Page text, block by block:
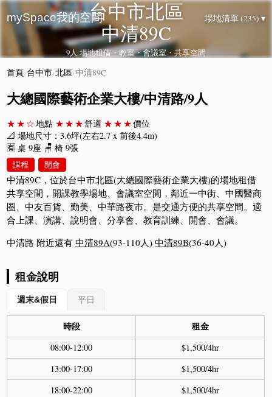
mySpace我的空間 場地清單 (235) ▾
台中市北區
中清89C
9人 場地租借・教室・會議室・共享空間
首頁›台中市›北區›中清89C
大總國際藝術企業大樓/中清路/9人
★★☆地點 ★★★舒適 ★★★價位
📐 場地尺寸：3.6坪(左右2.7 x 前後4.4m)
🈶 桌 9座 🪑 椅 9張
課程 開會
中清89C，位於台中市北區(大總國際藝術企業大樓)的場地租借
共享空間，開課教學場地、會議室空間，鄰近一中街、中國醫商
圈、中友百貨、勤美、中華路夜市。是交通方便的共享空間。適
合上課、演講、說明會、分享會、教育訓練、開會、會議。
中清路 附近還有中清89A(93-110人)中清89B(36-40人)
租金說明
週末&假日 平日
時段 租金
08:00-12:00
$1,500/4hr
13:00-17:00
$1,500/4hr
18:00-22:00
$1,500/4hr